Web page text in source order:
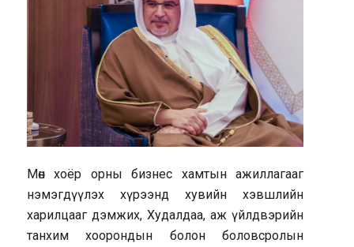
Мөн хоёр орны бизнес хамтын ажиллагааг
нэмэгдүүлэх хүрээнд хувийн хэвшлийн
харилцааг дэмжих, Худалдаа, аж үйлдвэрийн
танхим хоорондын болон боловсролын